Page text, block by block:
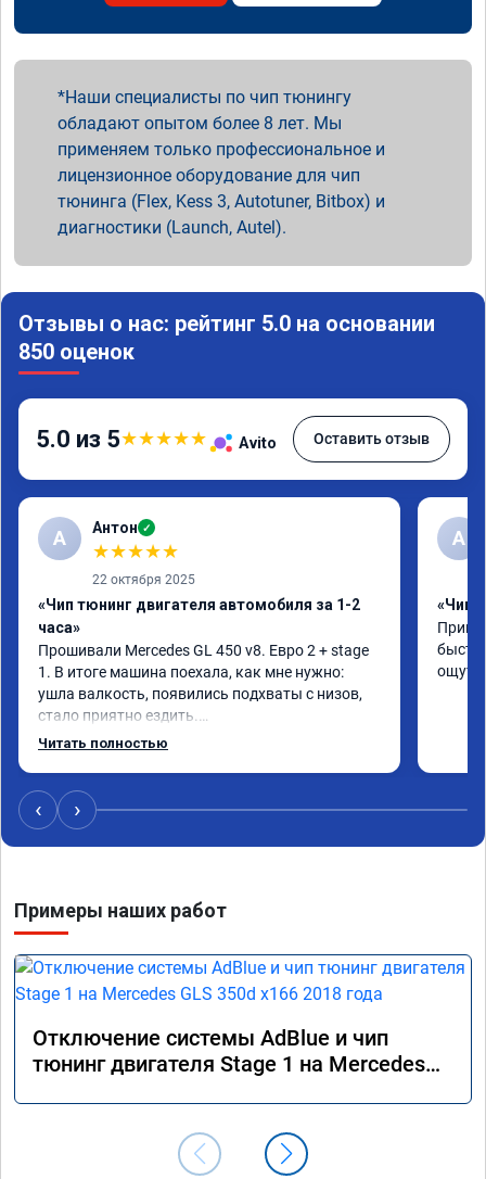
Наши специалисты по чип тюнингу
обладают опытом более 8 лет. Мы
применяем только профессиональное и
лицензионное оборудование для чип
тюнинга (Flex, Kess 3, Autotuner, Bitbox) и
диагностики (Launch, Autel).
Отзывы о нас: рейтинг 5.0 на основании
850 оценок
5.0 из 5★★★★★ Avito Оставить отзыв
А Антон ✓
★★★★★
22 октября 2025
«Чип тюнинг двигателя автомобиля за 1-2
часа»
Прошивали Mercedes GL 450 v8. Евро 2 + stage
1. В итоге машина поехала, как мне нужно:
ушла валкость, появились подхваты с низов,
стало приятно ездить.
Одни из лучших трат, в авто! 🔥
Читать полностью
A
«Чип
‹ ›
Примеры наших работ
Отключение системы AdBlue и чип
тюнинг двигателя Stage 1 на Mercedes